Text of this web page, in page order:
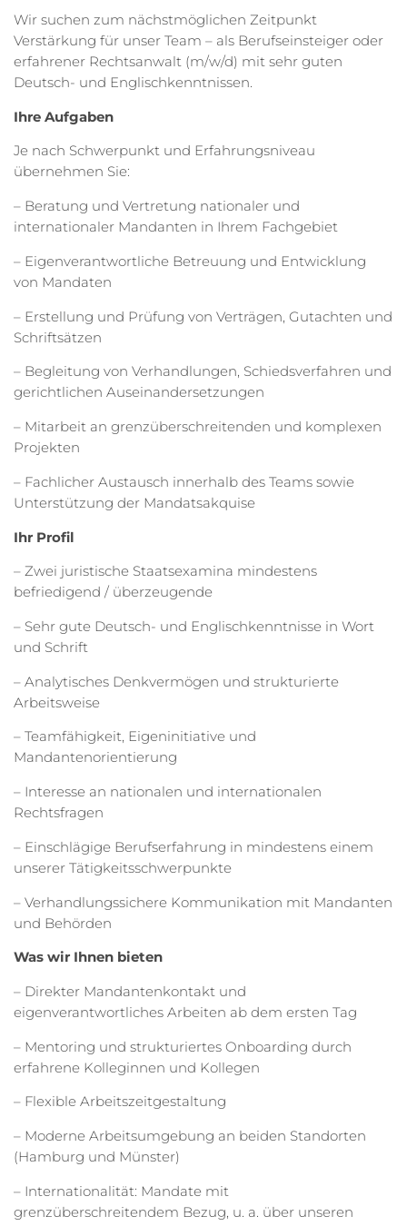
Wir suchen zum nächstmöglichen Zeitpunkt
Verstärkung für unser Team – als Berufseinsteiger oder
erfahrener Rechtsanwalt (m/w/d) mit sehr guten
Deutsch- und Englischkenntnissen.
Ihre Aufgaben
Je nach Schwerpunkt und Erfahrungsniveau
übernehmen Sie:
– Beratung und Vertretung nationaler und
internationaler Mandanten in Ihrem Fachgebiet
– Eigenverantwortliche Betreuung und Entwicklung
von Mandaten
– Erstellung und Prüfung von Verträgen, Gutachten und
Schriftsätzen
– Begleitung von Verhandlungen, Schiedsverfahren und
gerichtlichen Auseinandersetzungen
– Mitarbeit an grenzüberschreitenden und komplexen
Projekten
– Fachlicher Austausch innerhalb des Teams sowie
Unterstützung der Mandatsakquise
Ihr Profil
– Zwei juristische Staatsexamina mindestens
befriedigend / überzeugende
– Sehr gute Deutsch- und Englischkenntnisse in Wort
und Schrift
– Analytisches Denkvermögen und strukturierte
Arbeitsweise
– Teamfähigkeit, Eigeninitiative und
Mandantenorientierung
– Interesse an nationalen und internationalen
Rechtsfragen
– Einschlägige Berufserfahrung in mindestens einem
unserer Tätigkeitsschwerpunkte
– Verhandlungssichere Kommunikation mit Mandanten
und Behörden
Was wir Ihnen bieten
– Direkter Mandantenkontakt und
eigenverantwortliches Arbeiten ab dem ersten Tag
– Mentoring und strukturiertes Onboarding durch
erfahrene Kolleginnen und Kollegen
– Flexible Arbeitszeitgestaltung
– Moderne Arbeitsumgebung an beiden Standorten
(Hamburg und Münster)
– Internationalität: Mandate mit
grenzüberschreitendem Bezug, u. a. über unseren